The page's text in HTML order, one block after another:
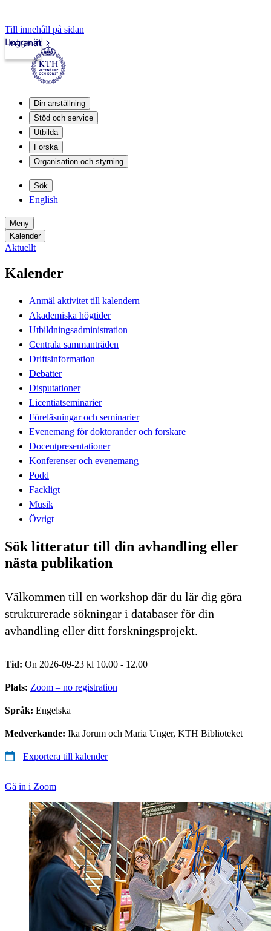
Till innehåll på sidan
Intranät
Logga in
Din anställning
Stöd och service
Utbilda
Forska
Organisation och styrning
Sök
English
Meny
Kalender
Aktuellt
Kalender
Anmäl aktivitet till kalendern
Akademiska högtider
Utbildningsadministration
Centrala sammanträden
Driftsinformation
Debatter
Disputationer
Licentiatseminarier
Föreläsningar och seminarier
Evenemang för doktorander och forskare
Docentpresentationer
Konferenser och evenemang
Podd
Fackligt
Musik
Övrigt
Sök litteratur till din avhandling eller
nästa publikation
Välkommen till en workshop där du lär dig göra
strukturerade sökningar i databaser för din
avhandling eller ditt forskningsprojekt.
Tid: On 2026-09-23 kl 10.00 - 12.00
Plats: Zoom – no registration
Språk: Engelska
Medverkande: Ika Jorum och Maria Unger, KTH Biblioteket
Exportera till kalender
Gå in i Zoom